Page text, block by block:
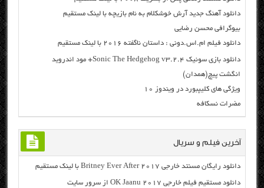
دانلود آهنگ جدید آرش خوشکلام به نام بازیچه با لینک مستقیم
بیوگرافی محسن رضایی
دانلود فیلم ام.اس.دونی : داستان ناگفته ۲۰۱۶ با لینک مستقیم
دانلود بازی سونیک Sonic The Hedgehog v3.2.4+ مود اندروید
انگشت پیچ(همدان)
ویژگی های کلیپبورد در ویندوز ۱۰
مضرات نسکافه
آخرین فیلم و سریال
دانلود رایگان مسنتد خارجی Britney Ever After 2017 با لینک مستقیم
دانلود مستقیم فیلم خارجی OK Jaanu 2017 از سرور سایت